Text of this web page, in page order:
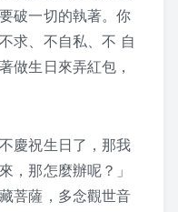
破一切的執著。你
求、不自私、不 自
做生日來弄紅包，
慶祝生日了，那我
，那怎麼辦呢？」
菩薩，多念觀世音